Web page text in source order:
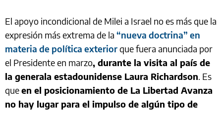
El apoyo incondicional de Milei a Israel no es más que la
expresión más extrema de la “nueva doctrina” en
materia de política exteriorque fuera anunciada por
el Presidente en marzo, durante la visita al país de
la generala estadounidense Laura Richardson. Es
queen el posicionamiento de La Libertad Avanza
no hay lugar para el impulso de algún tipo de